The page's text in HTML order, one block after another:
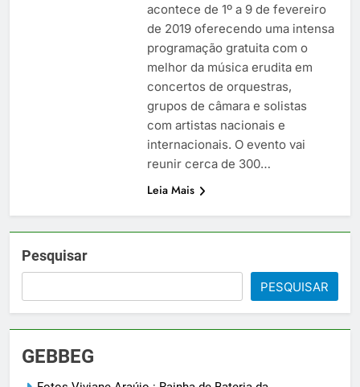
acontece de 1º a 9 de fevereiro
de 2019 oferecendo uma intensa
programação gratuita com o
melhor da música erudita em
concertos de orquestras,
grupos de câmara e solistas
com artistas nacionais e
internacionais. O evento vai
reunir cerca de 300…
Leia Mais
Pesquisar
PESQUISAR
GEBBEG